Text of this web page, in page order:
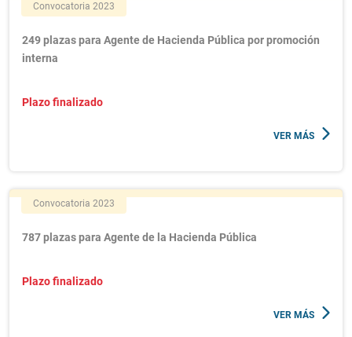
Convocatoria 2023
249 plazas para Agente de Hacienda Pública por promoción
interna
Plazo finalizado
VER MÁS
Convocatoria 2023
787 plazas para Agente de la Hacienda Pública
Plazo finalizado
VER MÁS